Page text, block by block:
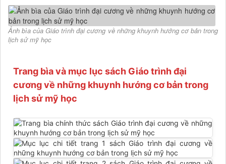
Ảnh bìa của Giáo trình đại cương về những khuynh hướng cơ bản trong
lịch sử mỹ học
Trang bìa và mục lục sách Giáo trình đại
cương về những khuynh hướng cơ bản trong
lịch sử mỹ học